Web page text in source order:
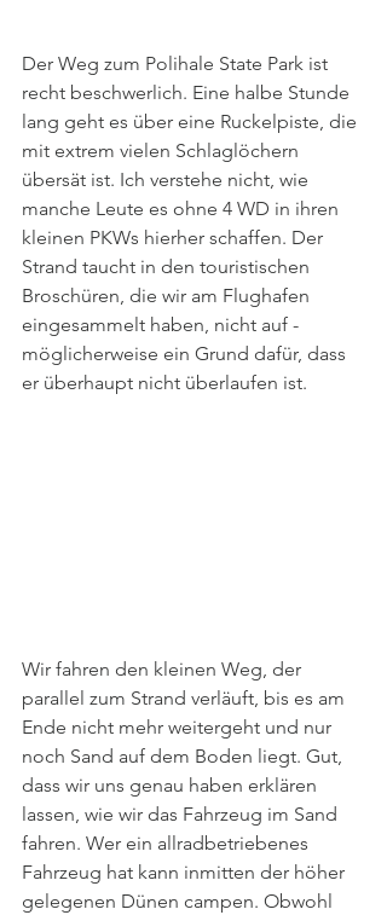
Der Weg zum Polihale State Park ist
recht beschwerlich. Eine halbe Stunde
lang geht es über eine Ruckelpiste, die
mit extrem vielen Schlaglöchern
übersät ist. Ich verstehe nicht, wie
manche Leute es ohne 4 WD in ihren
kleinen PKWs hierher schaffen. Der
Strand taucht in den touristischen
Broschüren, die wir am Flughafen
eingesammelt haben, nicht auf -
möglicherweise ein Grund dafür, dass
er überhaupt nicht überlaufen ist.
Wir fahren den kleinen Weg, der
parallel zum Strand verläuft, bis es am
Ende nicht mehr weitergeht und nur
noch Sand auf dem Boden liegt. Gut,
dass wir uns genau haben erklären
lassen, wie wir das Fahrzeug im Sand
fahren. Wer ein allradbetriebenes
Fahrzeug hat kann inmitten der höher
gelegenen Dünen campen. Obwohl